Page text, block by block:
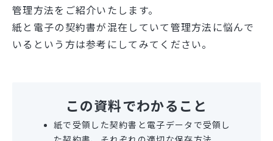
管理方法をご紹介いたします。
紙と電子の契約書が混在していて管理方法に悩んで
いるという方は参考にしてみてください。
この資料でわかること
紙で受領した契約書と電子データで受領し